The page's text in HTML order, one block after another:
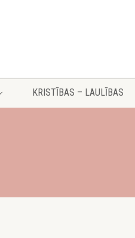
KRISTĪBAS – LAULĪBAS